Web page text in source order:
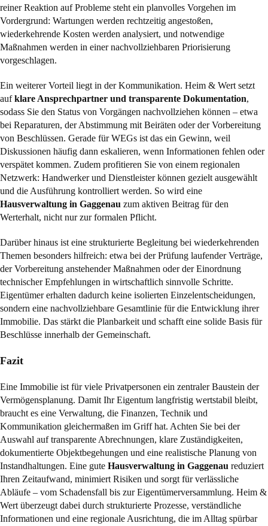
reiner Reaktion auf Probleme steht ein planvolles Vorgehen im
Vordergrund: Wartungen werden rechtzeitig angestoßen,
wiederkehrende Kosten werden analysiert, und notwendige
Maßnahmen werden in einer nachvollziehbaren Priorisierung
vorgeschlagen.
Ein weiterer Vorteil liegt in der Kommunikation. Heim & Wert setzt
aufklare Ansprechpartner und transparente Dokumentation,
sodass Sie den Status von Vorgängen nachvollziehen können – etwa
bei Reparaturen, der Abstimmung mit Beiräten oder der Vorbereitung
von Beschlüssen. Gerade für WEGs ist das ein Gewinn, weil
Diskussionen häufig dann eskalieren, wenn Informationen fehlen oder
verspätet kommen. Zudem profitieren Sie von einem regionalen
Netzwerk: Handwerker und Dienstleister können gezielt ausgewählt
und die Ausführung kontrolliert werden. So wird eine
Hausverwaltung in Gaggenau zum aktiven Beitrag für den
Werterhalt, nicht nur zur formalen Pflicht.
Darüber hinaus ist eine strukturierte Begleitung bei wiederkehrenden
Themen besonders hilfreich: etwa bei der Prüfung laufender Verträge,
der Vorbereitung anstehender Maßnahmen oder der Einordnung
technischer Empfehlungen in wirtschaftlich sinnvolle Schritte.
Eigentümer erhalten dadurch keine isolierten Einzelentscheidungen,
sondern eine nachvollziehbare Gesamtlinie für die Entwicklung ihrer
Immobilie. Das stärkt die Planbarkeit und schafft eine solide Basis für
Beschlüsse innerhalb der Gemeinschaft.
Fazit
Eine Immobilie ist für viele Privatpersonen ein zentraler Baustein der
Vermögensplanung. Damit Ihr Eigentum langfristig wertstabil bleibt,
braucht es eine Verwaltung, die Finanzen, Technik und
Kommunikation gleichermaßen im Griff hat. Achten Sie bei der
Auswahl auf transparente Abrechnungen, klare Zuständigkeiten,
dokumentierte Objektbegehungen und eine realistische Planung von
Instandhaltungen. Eine gute Hausverwaltung in Gaggenau reduziert
Ihren Zeitaufwand, minimiert Risiken und sorgt für verlässliche
Abläufe – vom Schadensfall bis zurEigentümerversammlung. Heim &
Wert überzeugt dabei durch strukturierte Prozesse, verständliche
Informationen und eine regionale Ausrichtung, die im Alltag spürbar